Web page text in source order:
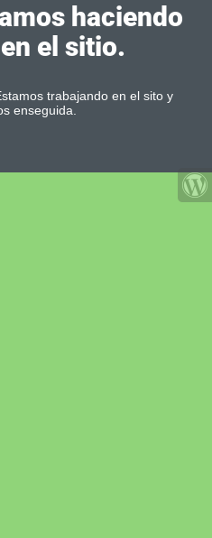
haciendo
el sitio.
trabajando en el sito y
enseguida.